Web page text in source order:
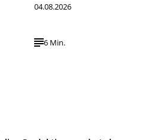
04.08.2026
6 Min.